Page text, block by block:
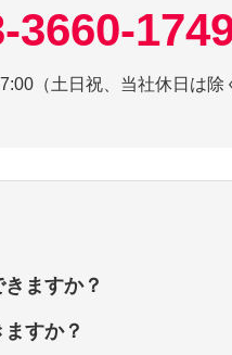
3660-
（土日祝、当社休日は除
ますか？
すか？